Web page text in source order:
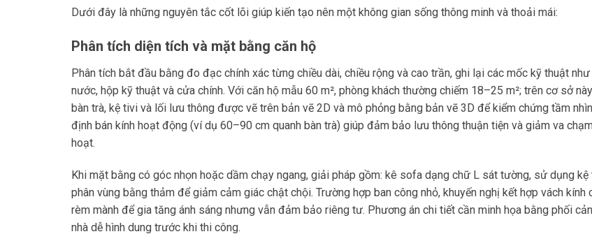
Dưới đây là những nguyên tắc cốt lõi giúp kiến tạo nên một không gian sống thông minh và thoải mái:
Phân tích diện tích và mặt bằng căn hộ
Phân tích bắt đầu bằng đo đạc chính xác từng chiều dài, chiều rộng và cao trần, ghi lại các mốc kỹ thuật
nước, hộp kỹ thuật và cửa chính. Với căn hộ mẫu 60 m², phòng khách thường chiếm 18–25 m²; trên cơ sở
bàn trà, kệ tivi và lối lưu thông được vẽ trên bản vẽ 2D và mô phỏng bằng bản vẽ 3D để kiểm chứng tầm
định bán kính hoạt động (ví dụ 60–90 cm quanh bàn trà) giúp đảm bảo lưu thông thuận tiện và giảm va
hoạt.
Khi mặt bằng có góc nhọn hoặc dầm chạy ngang, giải pháp gồm: kê sofa dạng chữ L sát tường, sử dụng
phân vùng bằng thảm để giảm cảm giác chật chội. Trường hợp ban công nhỏ, khuyến nghị kết hợp vách kính
rèm mành để gia tăng ánh sáng nhưng vẫn đảm bảo riêng tư. Phương án chi tiết cần minh họa bằng phối
nhà dễ hình dung trước khi thi công.